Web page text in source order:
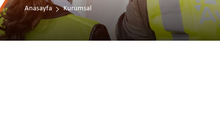
Anasayfa
Kurumsal